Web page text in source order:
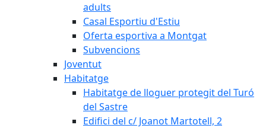
adults
Casal Esportiu d'Estiu
Oferta esportiva a Montgat
Subvencions
Joventut
Habitatge
Habitatge de lloguer protegit del Turó
del Sastre
Edifici del c/ Joanot Martotell, 2